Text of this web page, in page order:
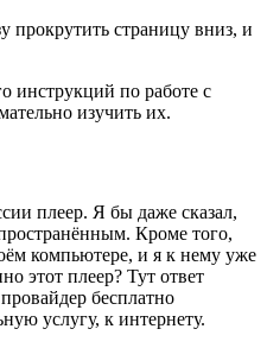
прокрутить страницу вниз, и
инструкций по работе с
изучить их.
плеер. Я бы даже сказал,
Кроме того,
компьютере, и я к нему уже
этот плеер? Тут ответ
бесплатно
услугу, к интернету.